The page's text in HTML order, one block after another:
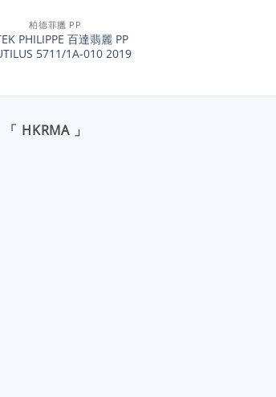
柏德菲臘 PP
PHILIPPE 百達翡麗 PP
5711/1A-010 2019
「 HKRMA 」